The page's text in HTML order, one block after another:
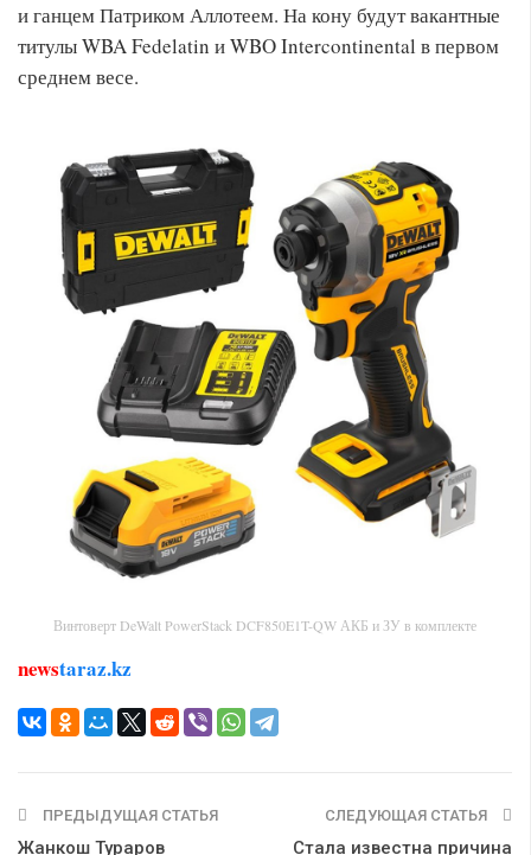
и ганцем Патриком Аллотеем. На кону будут вакантные
титулы WBA Fedelatin и WBO Intercontinental в первом
среднем весе.
Винтоверт DeWalt PowerStack DCF850E1T-QW АКБ и ЗУ в комплекте
newstaraz.kz
ПРЕДЫДУЩАЯ СТАТЬЯ
Жанкош Тураров
СЛЕДУЮЩАЯ СТАТЬЯ
Стала известна причина